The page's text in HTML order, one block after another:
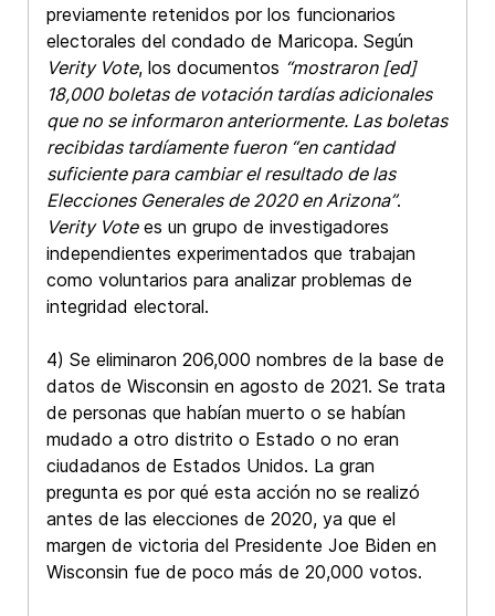
previamente retenidos por los funcionarios
electorales del condado de Maricopa. Según
Verity Vote, los documentos “mostraron [ed]
18,000 boletas de votación tardías adicionales
que no se informaron anteriormente. Las boletas
recibidas tardíamente fueron “en cantidad
suficiente para cambiar el resultado de las
Elecciones Generales de 2020 en Arizona”.
Verity Votees un grupo de investigadores
independientes experimentados que trabajan
como voluntarios para analizar problemas de
integridad electoral.
4) Se eliminaron 206,000 nombres de la base de
datos de Wisconsin en agosto de 2021. Se trata
de personas que habían muerto o se habían
mudado a otro distrito o Estado o no eran
ciudadanos de Estados Unidos. La gran
pregunta es por qué esta acción no se realizó
antes de las elecciones de 2020, ya que el
margen de victoria del Presidente Joe Biden en
Wisconsin fue de poco más de 20,000 votos.